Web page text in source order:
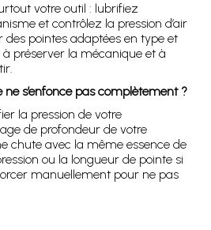
votre outil : lubrifiez
et contrôlez la pression d’air
des pointes adaptées en type et
préserver la mécanique et à
s’enfonce pas complètement ?
la pression de votre
de profondeur de votre
chute avec la même essence de
ou la longueur de pointe si
manuellement pour ne pas